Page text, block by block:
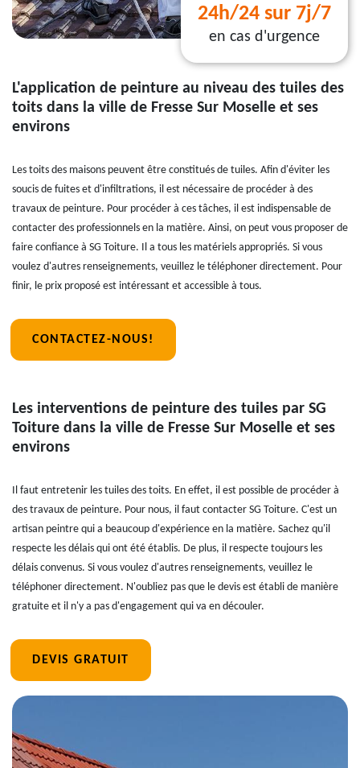
24h/24 sur 7j/7
en cas d'urgence
L'application de peinture au niveau des tuiles des
toits dans la ville de Fresse Sur Moselle et ses
environs
Les toits des maisons peuvent être constitués de tuiles. Afin d'éviter les
soucis de fuites et d'infiltrations, il est nécessaire de procéder à des
travaux de peinture. Pour procéder à ces tâches, il est indispensable de
contacter des professionnels en la matière. Ainsi, on peut vous proposer de
faire confiance à SG Toiture. Il a tous les matériels appropriés. Si vous
voulez d'autres renseignements, veuillez le téléphoner directement. Pour
finir, le prix proposé est intéressant et accessible à tous.
CONTACTEZ-NOUS!
Les interventions de peinture des tuiles par SG
Toiture dans la ville de Fresse Sur Moselle et ses
environs
Il faut entretenir les tuiles des toits. En effet, il est possible de procéder à
des travaux de peinture. Pour nous, il faut contacter SG Toiture. C'est un
artisan peintre qui a beaucoup d'expérience en la matière. Sachez qu'il
respecte les délais qui ont été établis. De plus, il respecte toujours les
délais convenus. Si vous voulez d'autres renseignements, veuillez le
téléphoner directement. N'oubliez pas que le devis est établi de manière
gratuite et il n'y a pas d'engagement qui va en découler.
DEVIS GRATUIT